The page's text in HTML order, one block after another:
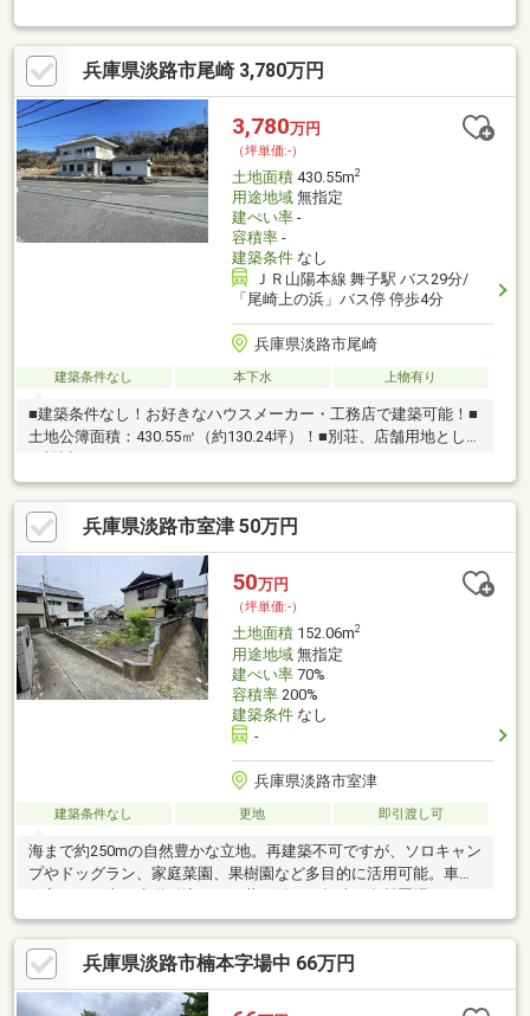
きる物件です。
兵庫県淡路市尾崎 3,780万円
3,780万円
（坪単価:-）
土地面積430.55m2
用途地域無指定
建ぺい率-
容積率-
建築条件なし
ＪＲ山陽本線 舞子駅 バス29分/
「尾崎上の浜」バス停 停歩4分
兵庫県淡路市尾崎
建築条件なし 本下水 上物有り
■建築条件なし！お好きなハウスメーカー・工務店で建築可能！■
土地公簿面積：430.55㎡（約130.24坪）！■別荘、店舗用地として
兵庫県淡路市室津 50万円
50万円
（坪単価:-）
土地面積152.06m2
用途地域無指定
建ぺい率70%
容積率200%
建築条件なし
-
兵庫県淡路市室津
建築条件なし 更地 即引渡し可
海まで約250mの自然豊かな立地。再建築不可ですが、ソロキャン
プやドッグラン、家庭菜園、果樹園など多目的に活用可能。車両
侵入不可。上下水道引込なし。井戸付きで趣味や資材置場にもお
すすめです。
兵庫県淡路市楠本字場中 66万円